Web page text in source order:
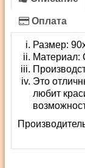
Оплата
Размер:
Материал:
Это
любит